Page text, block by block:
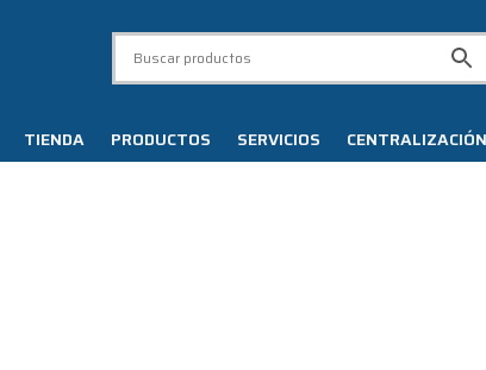
TIENDA PRODUCTOS SERVICIOS